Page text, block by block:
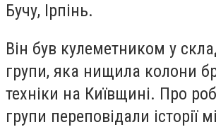
Бучу, Ірпінь.
Він був кулеметником у
групи, яка нищила колони
техніки на Київщині. Про
групи переповідали історії